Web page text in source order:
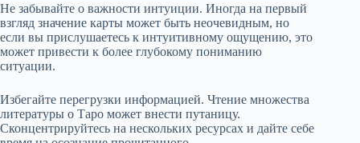
Не забывайте о важности интуиции. Иногда на первый
взгляд значение карты может быть неочевидным, но
если вы прислушаетесь к интуитивному ощущению, это
может привести к более глубокому пониманию
ситуации.
Избегайте перегрузки информацией. Чтение множества
литературы о Таро может внести путаницу.
Сконцентрируйтесь на нескольких ресурсах и дайте себе